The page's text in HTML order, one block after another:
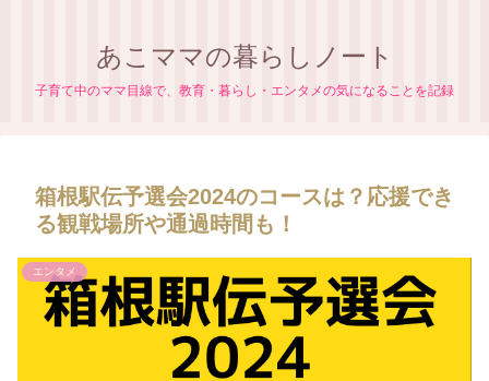
あこママの暮らしノート
子育て中のママ目線で、教育・暮らし・エンタメの気になることを記録
箱根駅伝予選会2024のコースは？応援でき
る観戦場所や通過時間も！
エンタメ